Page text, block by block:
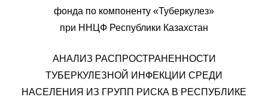
фонда по компоненту «Туберкулез»
при ННЦФ Республики Казахстан
АНАЛИЗ РАСПРОСТРАНЕННОСТИ
ТУБЕРКУЛЕЗНОЙ ИНФЕКЦИИ СРЕДИ
НАСЕЛЕНИЯ ИЗ ГРУПП РИСКА В РЕСПУБЛИКЕ